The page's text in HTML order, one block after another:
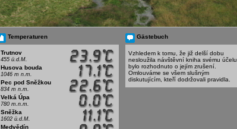
Temperaturen
Trutnov
455 ü.d.M.
Husova bouda
1046 m n.m.
Pec pod Sněžkou
834 m n.m.
Velká Úpa
780 m.n.m.
Sněžka
1602 ü.d.M.
Medvědín
Gästebuch
Vzhledem k tomu, že již delší dobu
nesloužila návštěvní kniha svému účelu,
bylo rozhodnuto o jejím zrušení.
Omlouváme se všem slušným
diskutujícím, kteří dodržovali pravidla.